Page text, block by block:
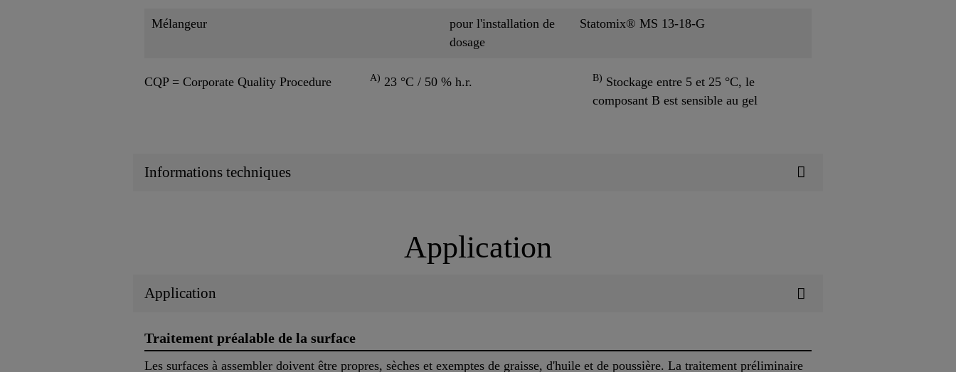
Mélangeur
pour l'installation de
dosage
Statomix® MS 13-18-G
CQP = Corporate Quality Procedure A) 23 °C / 50 % h.r. B) Stockage entre 5 et 25 °C, le
composant B est sensible au gel
Informations techniques
Application
Application
Traitement préalable de la surface
Les surfaces à assembler doivent être propres, sèches et exemptes de graisse, d'huile et de poussière. La traitement préliminaire